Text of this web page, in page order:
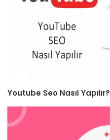
Youtube Seo Nasıl Yapılır?